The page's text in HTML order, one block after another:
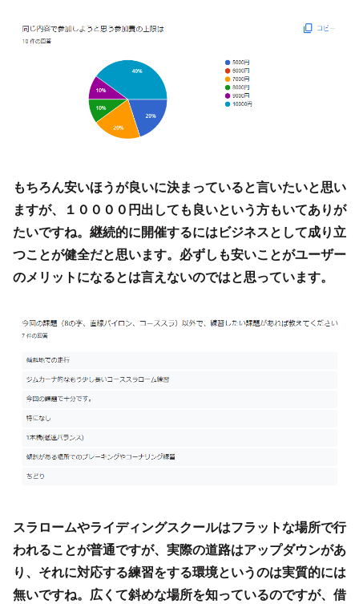
もちろん安いほうが良いに決まっていると言いたいと思い
ますが、１００００円出しても良いという方もいてありが
たいですね。継続的に開催するにはビジネスとして成り立
つことが健全だと思います。必ずしも安いことがユーザー
のメリットになるとは言えないのではと思っています。
スラロームやライディングスクールはフラットな場所で行
われることが普通ですが、実際の道路はアップダウンがあ
り、それに対応する練習をする環境というのは実質的には
無いですね。広くて斜めな場所を知っているのですが、借